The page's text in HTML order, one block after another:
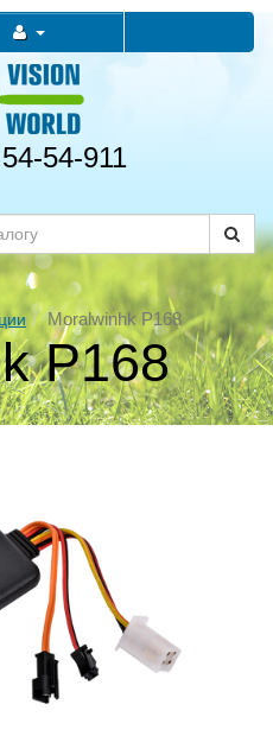
54-911
Moralwinhk P168
P168